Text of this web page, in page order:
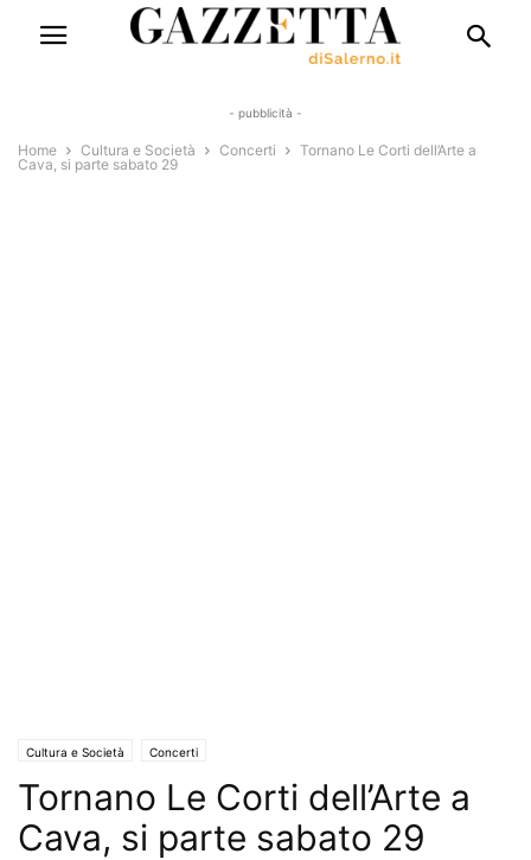
- pubblicità -
Home Cultura e Società Concerti
Tornano Le Corti dell’Arte a
Cava, si parte sabato 29
Cultura e Società Concerti
Tornano Le Corti dell’Arte a
Cava, si parte sabato 29